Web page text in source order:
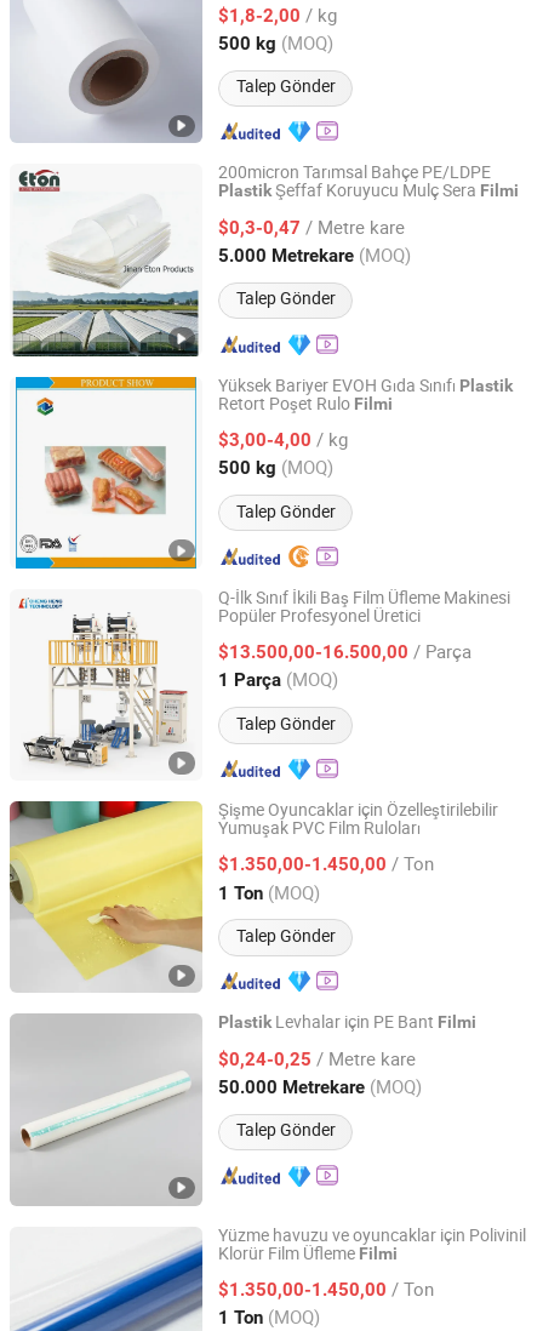
$1,8-2,00 / kg
500 kg (MOQ)
Talep Gönder
Anhui, China Fiyat 2023
200micron Tarımsal Bahçe PE/LDPE
PlastikŞeffaf Koruyucu Mulç Sera Filmi
$0,3-0,47 / Metre kare
5.000 Metrekare (MOQ)
Talep Gönder
Jinan Eton Products Co., Ltd.
Shandong, China Fiyat 2022
Yüksek Bariyer EVOH Gıda Sınıfı Plastik
Retort Poşet Rulo Filmi
$3,00-4,00 / kg
500 kg (MOQ)
Talep Gönder
Zhongsu New Materials Technology (Hangzhou) Co., Ltd.
Zhejiang, China Fiyat 2018
Q-İlk Sınıf İkili Baş Film Üfleme Makinesi
Popüler Profesyonel Üretici
$13.500,00-16.500,00 / Parça
1 Parça (MOQ)
Talep Gönder
HEBEI CHENGHENG PLASTIC MACHINERY TECHNOLOGY
CO., LTD.
Hebei, China Fiyat 2015
Şişme Oyuncaklar için Özelleştirilebilir
Yumuşak PVC Film Ruloları
$1.350,00-1.450,00 / Ton
1 Ton (MOQ)
Talep Gönder
Nantong Huaneng New Material Co., Ltd
Jiangsu, China Fiyat 2023
PlastikLevhalar için PE Bant Filmi
$0,24-0,25 / Metre kare
50.000 Metrekare (MOQ)
Talep Gönder
Wuxi Qida Tape Co., Ltd.
Jiangsu, China Fiyat 2007
Yüzme havuzu ve oyuncaklar için Polivinil
Klorür Film Üfleme Filmi
$1.350,00-1.450,00 / Ton
1 Ton (MOQ)
Nantong Huaneng New Material Co., Ltd
Jiangsu, China Fiyat 2023